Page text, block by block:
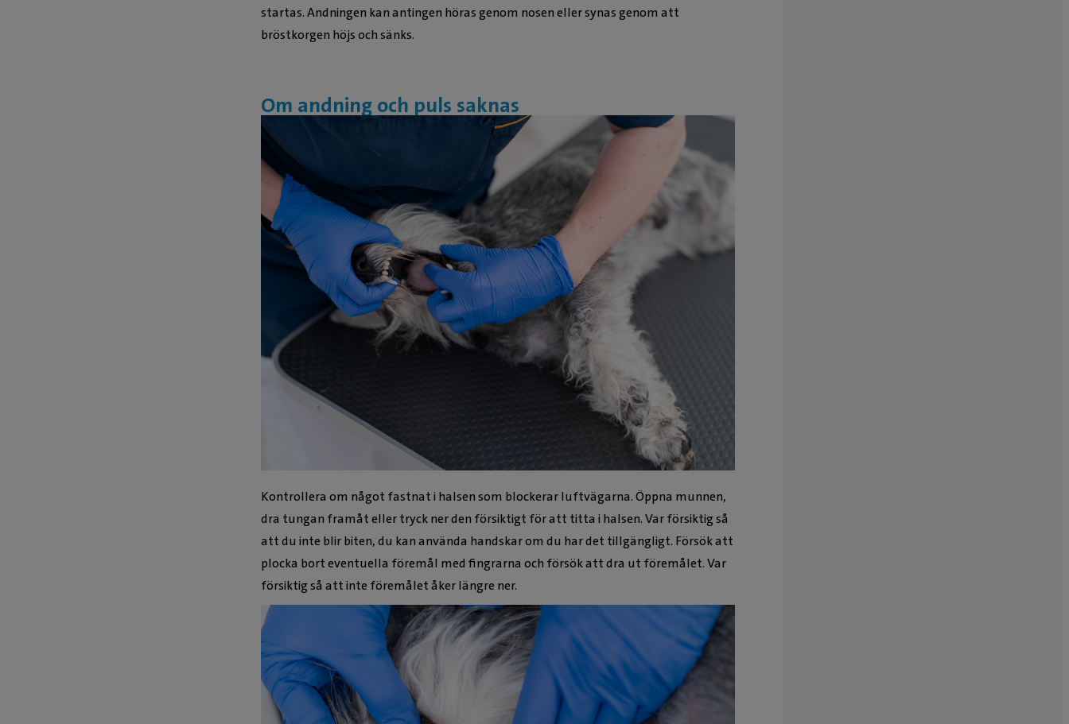
startas. Andningen kan antingen höras genom nosen eller synas genom att
bröstkorgen höjs och sänks.
Om andning och puls saknas
Kontrollera om något fastnat i halsen som blockerar luftvägarna. Öppna munnen,
dra tungan framåt eller tryck ner den försiktigt för att titta i halsen. Var försiktig så
att du inte blir biten, du kan använda handskar om du har det tillgängligt. Försök att
plocka bort eventuella föremål med fingrarna och försök att dra ut föremålet. Var
försiktig så att inte föremålet åker längre ner.